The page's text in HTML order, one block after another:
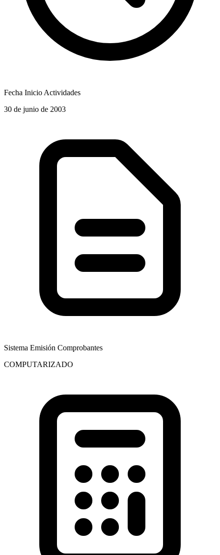
Fecha Inicio Actividades
30 de junio de 2003
Sistema Emisión Comprobantes
COMPUTARIZADO